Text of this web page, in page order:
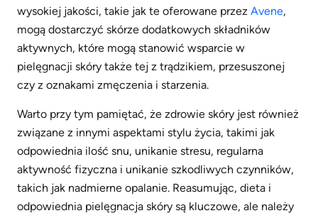
wysokiej jakości, takie jak te oferowane przez Avene,
mogą dostarczyć skórze dodatkowych składników
aktywnych, które mogą stanowić wsparcie w
pielęgnacji skóry także tej z trądzikiem, przesuszonej
czy z oznakami zmęczenia i starzenia.
Warto przy tym pamiętać, że zdrowie skóry jest również
związane z innymi aspektami stylu życia, takimi jak
odpowiednia ilość snu, unikanie stresu, regularna
aktywność fizyczna i unikanie szkodliwych czynników,
takich jak nadmierne opalanie. Reasumując, dieta i
odpowiednia pielęgnacja skóry są kluczowe, ale należy